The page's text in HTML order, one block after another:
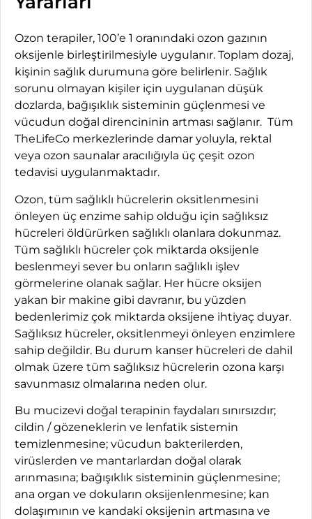
Ozon terapiler, 100’e 1 oranındaki ozon gazının
oksijenle birleştirilmesiyle uygulanır. Toplam dozaj,
kişinin sağlık durumuna göre belirlenir. Sağlık
sorunu olmayan kişiler için uygulanan düşük
dozlarda, bağışıklık sisteminin güçlenmesi ve
vücudun doğal direncininin artması sağlanır. Tüm
TheLifeCo merkezlerinde damar yoluyla, rektal
veya ozon saunalar aracılığıyla üç çeşit ozon
tedavisi uygulanmaktadır.
Ozon, tüm sağlıklı hücrelerin oksitlenmesini
önleyen üç enzime sahip olduğu için sağlıksız
hücreleri öldürürken sağlıklı olanlara dokunmaz.
Tüm sağlıklı hücreler çok miktarda oksijenle
beslenmeyi sever bu onların sağlıklı işlev
görmelerine olanak sağlar. Her hücre oksijen
yakan bir makine gibi davranır, bu yüzden
bedenlerimiz çok miktarda oksijene ihtiyaç duyar.
Sağlıksız hücreler, oksitlenmeyi önleyen enzimlere
sahip değildir. Bu durum kanser hücreleri de dahil
olmak üzere tüm sağlıksız hücrelerin ozona karşı
savunmasız olmalarına neden olur.
Bu mucizevi doğal terapinin faydaları sınırsızdır;
cildin / gözeneklerin ve lenfatik sistemin
temizlenmesine; vücudun bakterilerden,
virüslerden ve mantarlardan doğal olarak
arınmasına; bağışıklık sisteminin güçlenmesine;
ana organ ve dokuların oksijenlenmesine; kan
dolaşımının ve kandaki oksijenin artmasına ve